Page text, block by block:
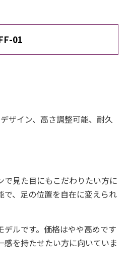
01
ザイン、高さ調整可能、耐久
で見た目にもこだわりたい方に
で、足の位置を自在に変えられ
ルです。価格はやや高めです
を持たせたい方に向いていま